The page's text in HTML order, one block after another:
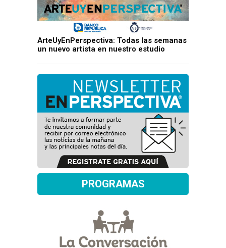
ArteUyEnPerspectiva: Todas las semanas
un nuevo artista en nuestro estudio
PROGRAMAS